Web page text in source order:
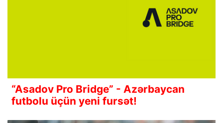
“Asadov Pro Bridge” - Azərbaycan
futbolu üçün yeni fursət!